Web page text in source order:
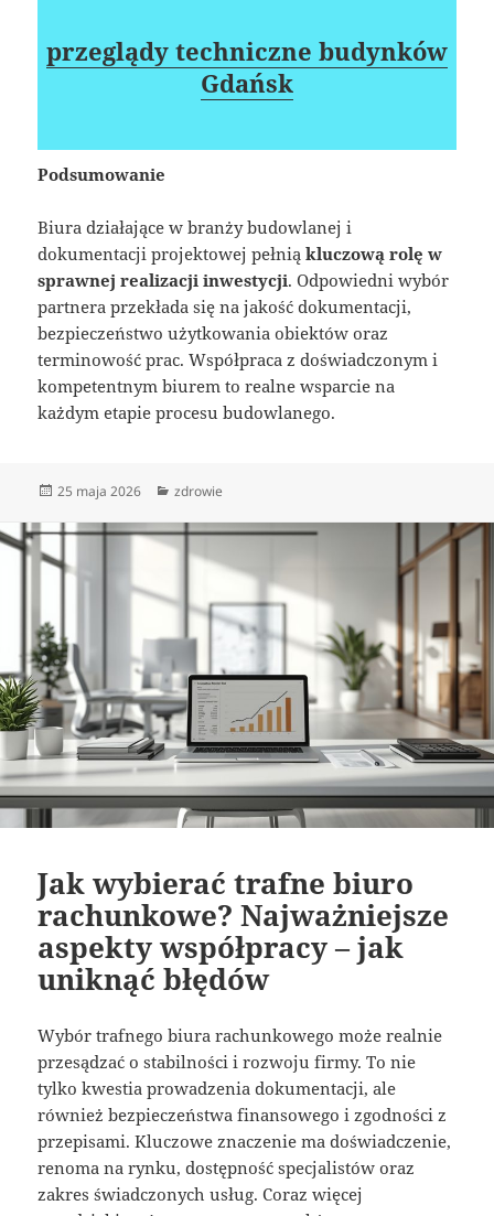
przeglądy techniczne budynków
Gdańsk
Podsumowanie
Biura działające w branży budowlanej i
dokumentacji projektowej pełniąkluczową rolę w
sprawnej realizacji inwestycji. Odpowiedni wybór
partnera przekłada się na jakość dokumentacji,
bezpieczeństwo użytkowania obiektów oraz
terminowość prac. Współpraca z doświadczonym i
kompetentnym biurem to realne wsparcie na
każdym etapie procesu budowlanego.
Data
25 maja 2026 Kategorie
zdrowie
Jak wybierać trafne biuro
rachunkowe? Najważniejsze
aspekty współpracy – jak
uniknąć błędów
Wybór trafnego biura rachunkowego może realnie
przesądzać o stabilności i rozwoju firmy. To nie
tylko kwestia prowadzenia dokumentacji, ale
również bezpieczeństwa finansowego i zgodności z
przepisami. Kluczowe znaczenie ma doświadczenie,
renoma na rynku, dostępność specjalistów oraz
zakres świadczonych usług. Coraz więcej